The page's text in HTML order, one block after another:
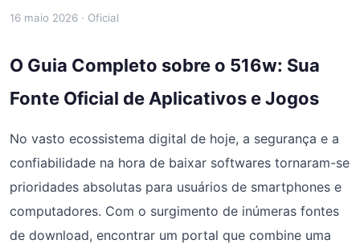
16 maio 2026 · Oficial
O Guia Completo sobre o 516w: Sua
Fonte Oficial de Aplicativos e Jogos
No vasto ecossistema digital de hoje, a segurança e a
confiabilidade na hora de baixar softwares tornaram-se
prioridades absolutas para usuários de smartphones e
computadores. Com o surgimento de inúmeras fontes
de download, encontrar um portal que combine uma